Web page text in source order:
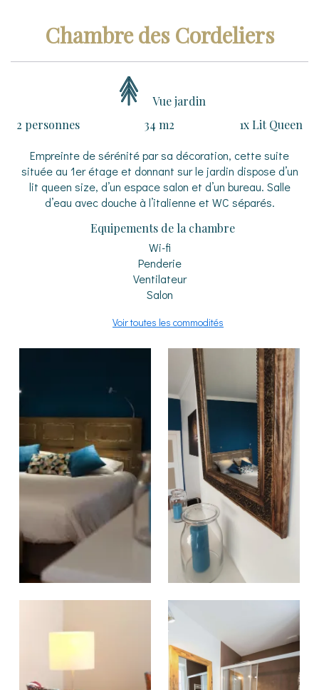
Chambre des Cordeliers
Vue jardin
2 personnes
34 m2 1x Lit Queen
Empreinte de sérénité par sa décoration, cette suite
située au 1er étage et donnant sur le jardin dispose d’un
lit queen size, d’un espace salon et d’un bureau. Salle
d’eau avec douche à l’italienne et WC séparés.
Equipements de la chambre
Wi-fi
Penderie
Ventilateur
Salon
Voir toutes les commodités